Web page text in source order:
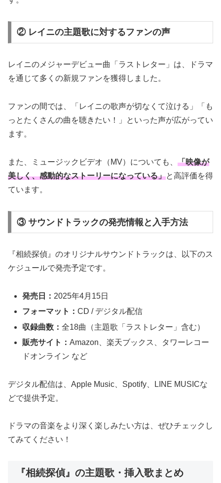
② レイニの主題歌に対するファンの声
レイニのメジャーデビュー曲「ラストレター」は、ドラマ
を通じて多くの新規ファンを獲得しました。
ファンの間では、「レイニの歌声が切なくて泣ける」「も
っとたくさんの曲を聴きたい！」といった声が広がってい
ます。
また、ミュージックビデオ（MV）についても、 「映像が
美しく、感動的なストーリーになっている」と高評価を得
ています。
③ サウンドトラックの発売情報と入手方法
『相続探偵』のオリジナルサウンドトラックは、以下のス
ケジュールで発売予定です。
発売日： 2025年4月15日
フォーマット：CD / デジタル配信
収録曲数：全18曲（主題歌「ラストレター」含む）
販売サイト：Amazon、楽天ブックス、タワーレコー
ドオンライン など
デジタル配信は、Apple Music、Spotify、LINE MUSICな
どで提供予定。
ドラマの音楽をより深く楽しみたい方は、ぜひチェックし
てみてください！
『相続探偵』の主題歌・挿入歌まとめ